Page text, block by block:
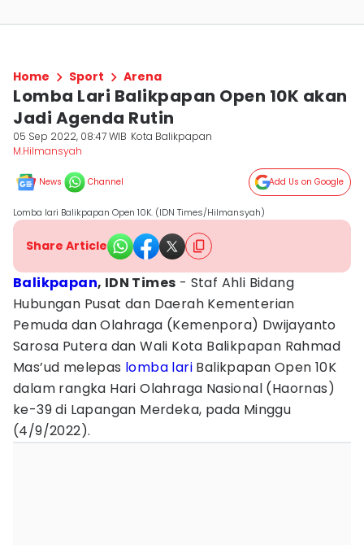
Home Sport Arena
Lomba Lari Balikpapan Open 10K akan
Jadi Agenda Rutin
05 Sep 2022, 08:47 WIB Kota Balikpapan
M.Hilmansyah
News Channel Add Us on Google
Lomba lari Balikpapan Open 10K. (IDN Times/Hilmansyah)
Share Article
Balikpapan, IDN Times - Staf Ahli Bidang
Hubungan Pusat dan Daerah Kementerian
Pemuda dan Olahraga (Kemenpora) Dwijayanto
Sarosa Putera dan Wali Kota Balikpapan Rahmad
Mas’ud melepas lomba lari Balikpapan Open 10K
dalam rangka Hari Olahraga Nasional (Haornas)
ke-39 di Lapangan Merdeka, pada Minggu
(4/9/2022).